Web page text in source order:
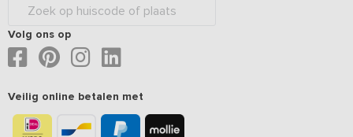
Volg ons op
Veilig online betalen met